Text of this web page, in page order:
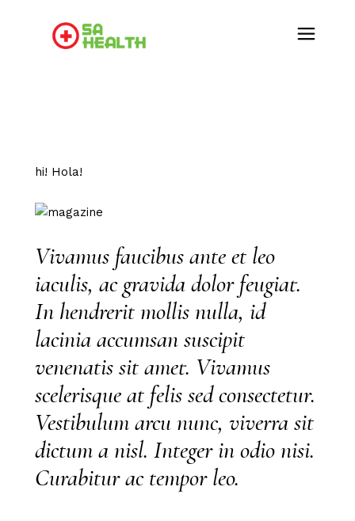
hi! Hola!
Vivamus faucibus ante et leo
iaculis, ac gravida dolor feugiat.
In hendrerit mollis nulla, id
lacinia accumsan suscipit
venenatis sit amet. Vivamus
scelerisque at felis sed consectetur.
Vestibulum arcu nunc, viverra sit
dictum a nisl. Integer in odio nisi.
Curabitur ac tempor leo.